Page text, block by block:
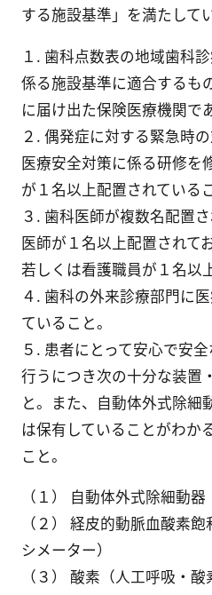
する施設基準」を満たしてい
１. 歯科点数表の地域歯科
係る施設基準に適合するも
に届け出た保険医療機関で
２. 偶発症に対する緊急時
医療安全対策に係る研修を
が１名以上配置されている
３. 歯科医師が複数名配置
医師が１名以上配置されて
若しくは看護職員が１名以
４. 歯科の外来診療部門に
ていること。
５. 患者にとって安心で安
行うにつき次の十分な装置
と。また、自動体外式除細
は保有していることがわか
こと。
（１） 自動体外式除細動器
（２） 経皮的動脈血酸素
シメーター）
（３） 酸素（人工呼吸・酸